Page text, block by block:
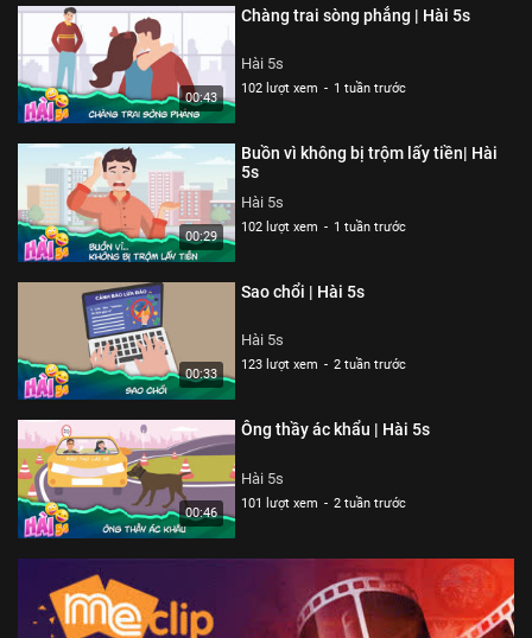
00:43
Chàng trai sòng phẳng | Hài 5s
Hài 5s
102 lượt xem - 1 tuần trước
00:29
Buồn vì không bị trộm lấy tiền| Hài
5s
Hài 5s
102 lượt xem - 1 tuần trước
00:33
Sao chổi | Hài 5s
Hài 5s
123 lượt xem - 2 tuần trước
00:46
Ông thầy ác khẩu | Hài 5s
Hài 5s
101 lượt xem - 2 tuần trước